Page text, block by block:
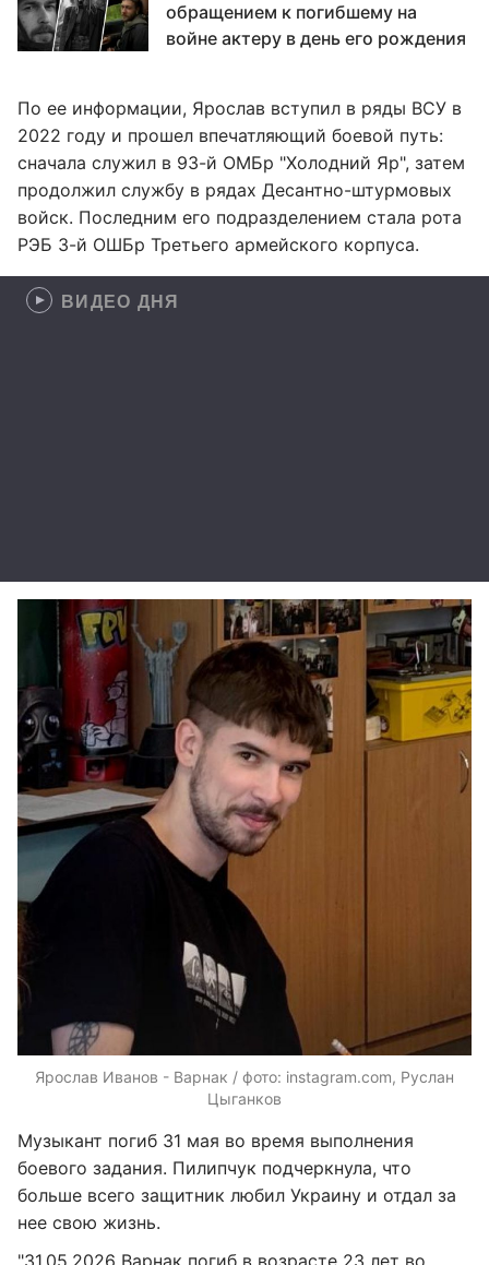
обращением к погибшему на
войне актеру в день его рождения
По ее информации, Ярослав вступил в ряды ВСУ в
2022 году и прошел впечатляющий боевой путь:
сначала служил в 93-й ОМБр "Холодний Яр", затем
продолжил службу в рядах Десантно-штурмовых
войск. Последним его подразделением стала рота
РЭБ 3-й ОШБр Третьего армейского корпуса.
ВИДЕО ДНЯ
Ярослав Иванов - Варнак / фото: instagram.com, Руслан
Цыганков
Музыкант погиб 31 мая во время выполнения
боевого задания. Пилипчук подчеркнула, что
больше всего защитник любил Украину и отдал за
нее свою жизнь.
"31.05.2026 Варнак погиб в возрасте 23 лет во